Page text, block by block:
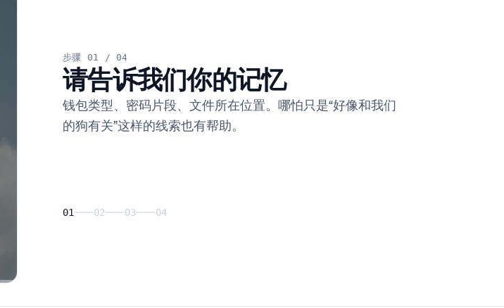
步骤 01 / 04
请告诉我们你的记忆
钱包类型、密码片段、文件所在位置。哪怕只是“好像和我们
的狗有关”这样的线索也有帮助。
01 02 03 04